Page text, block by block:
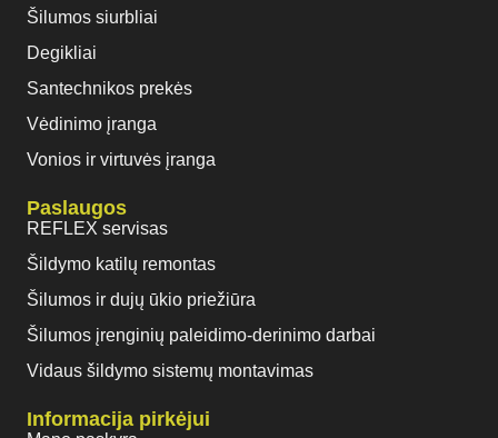
Šilumos siurbliai
Degikliai
Santechnikos prekės
Vėdinimo įranga
Vonios ir virtuvės įranga
Paslaugos
REFLEX servisas
Šildymo katilų remontas
Šilumos ir dujų ūkio priežiūra
Šilumos įrenginių paleidimo-derinimo darbai
Vidaus šildymo sistemų montavimas
Informacija pirkėjui